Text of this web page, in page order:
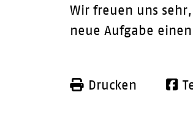
Wir freuen uns
neue Aufgabe
Drucken